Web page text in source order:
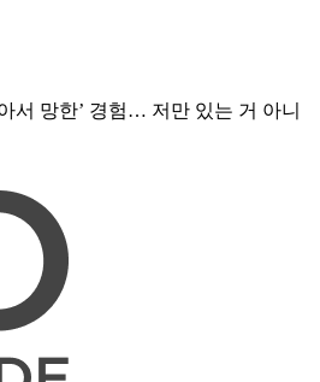
서 망한’ 경험… 저만 있는 거 아니